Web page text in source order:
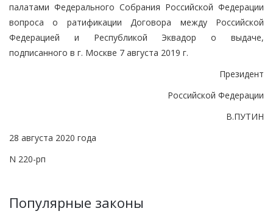
палатами Федерального Собрания Российской Федерации
вопроса о ратификации Договора между Российской
Федерацией и Республикой Эквадор о выдаче,
подписанного в г. Москве 7 августа 2019 г.
Президент
Российской Федерации
В.ПУТИН
28 августа 2020 года
N 220-рп
Популярные законы